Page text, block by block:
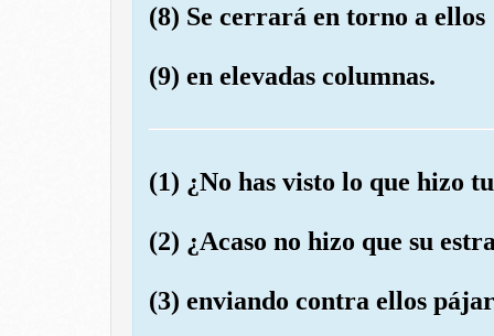
(8) Se cerrará en torno a ellos
(9) en elevadas columnas.
(1) ¿No has visto lo que hizo
(2) ¿Acaso no hizo que su
(3) enviando contra ellos